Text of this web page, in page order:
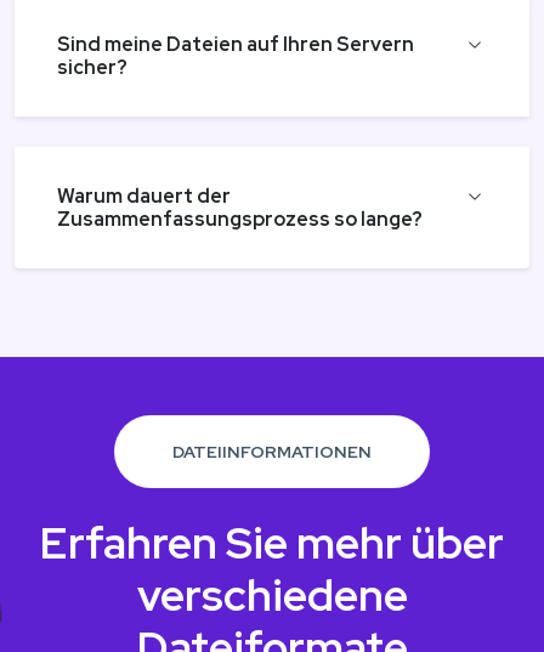
Sind meine Dateien auf Ihren Servern
sicher?
Warum dauert der
Zusammenfassungsprozess so lange?
DATEIINFORMATIONEN
Erfahren Sie mehr über
verschiedene